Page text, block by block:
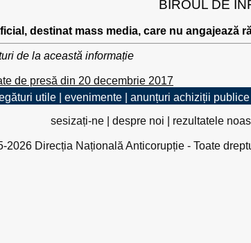
BIROUL DE
destinat mass media, care nu angajează
de la această informație
de presă din 20 decembrie 2017
utile| evenimente| anunțuri achiziții publice|
sesizați-ne| despre noi rezultatele
2026 Direcția Națională Anticorupție - Toate